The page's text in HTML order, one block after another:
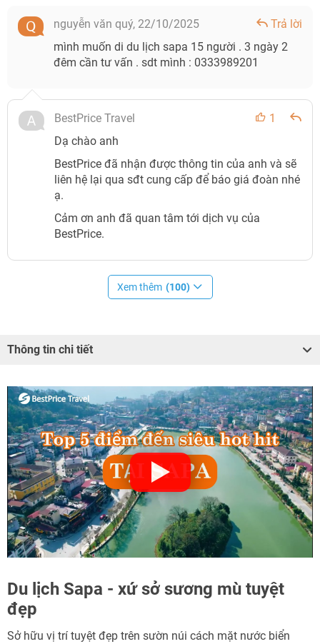
nguyễn văn quý, 22/10/2025
Trả lời
mình muốn di du lịch sapa 15 người . 3 ngày 2
đêm cần tư vấn . sdt mình : 0333989201
BestPrice Travel
1
Dạ chào anh
BestPrice đã nhận được thông tin của anh và sẽ
liên hệ lại qua sđt cung cấp để báo giá đoàn nhé
ạ.
Cảm ơn anh đã quan tâm tới dịch vụ của
BestPrice.
Xem thêm (100)
Thông tin chi tiết
Du lịch Sapa - xứ sở sương mù tuyệt
đẹp
Sở hữu vị trí tuyệt đẹp trên sườn núi cách mặt nước biển